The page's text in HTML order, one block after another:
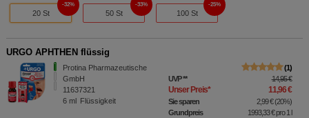
20 St
32%
50 St
33%
100 St
25%
URGO APHTHEN flüssig
Protina Pharmazeutische
GmbH
11637321
6 ml Flüssigkeit
1
UVP** 14,95 €
Unser Preis* 11,96 €
Sie sparen 2,99 €(20%)
Grundpreis
1993,33 €pro 1 l